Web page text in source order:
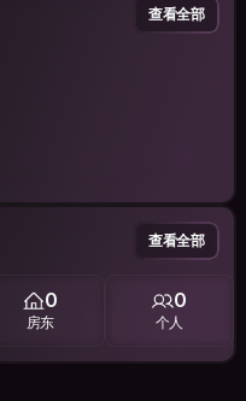
查看全部
查看全部
0
房东
0
个人